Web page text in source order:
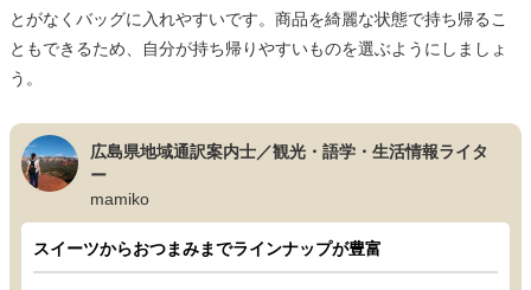
とがなくバッグに入れやすいです。商品を綺麗な状態で持ち帰るこ
ともできるため、自分が持ち帰りやすいものを選ぶようにしましょ
う。
広島県地域通訳案内士／観光・語学・生活情報ライタ
ー
mamiko
スイーツからおつまみまでラインナップが豊富